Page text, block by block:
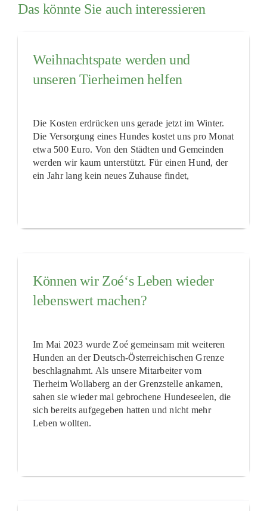
Das könnte Sie auch interessieren
Weihnachtspate werden und
unseren Tierheimen helfen
Die Kosten erdrücken uns gerade jetzt im Winter.
Die Versorgung eines Hundes kostet uns pro Monat
etwa 500 Euro. Von den Städten und Gemeinden
werden wir kaum unterstützt. Für einen Hund, der
ein Jahr lang kein neues Zuhause findet,
Können wir Zoé‘s Leben wieder
lebenswert machen?
Im Mai 2023 wurde Zoé gemeinsam mit weiteren
Hunden an der Deutsch-Österreichischen Grenze
beschlagnahmt. Als unsere Mitarbeiter vom
Tierheim Wollaberg an der Grenzstelle ankamen,
sahen sie wieder mal gebrochene Hundeseelen, die
sich bereits aufgegeben hatten und nicht mehr
Leben wollten.